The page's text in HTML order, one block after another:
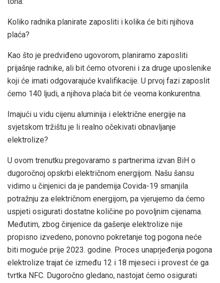
Koliko radnika planirate zaposliti i kolika će biti njihova
plaća?
Kao što je predviđeno ugovorom, planiramo zaposliti
prijašnje radnike, ali bit ćemo otvoreni i za druge uposlenike
koji će imati odgovarajuće kvalifikacije. U prvoj fazi zaposlit
ćemo 140 ljudi, a njihova plaća bit će veoma konkurentna.
Imajući u vidu cijenu aluminija i električne energije na
svjetskom tržištu je li realno očekivati obnavljanje
elektrolize?
U ovom trenutku pregovaramo s partnerima izvan BiH o
dugoročnoj opskrbi električnom energijom. Našu šansu
vidimo u činjenici da je pandemija Covida-19 smanjila
potražnju za električnom energijom, pa vjerujemo da ćemo
uspjeti osigurati dostatne količine po povoljnim cijenama.
Međutim, zbog činjenice da gašenje elektrolize nije
propisno izvedeno, ponovno pokretanje tog pogona neće
biti moguće prije 2023. godine. Proces unaprjeđenja pogona
elektrolize trajat će između 12 i 18 mjeseci i provest će ga
tvrtka NFC. Dugoročno gledano, nastojat ćemo osigurati